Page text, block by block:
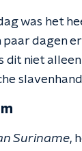
was het
dagen
dit niet
Suriname,